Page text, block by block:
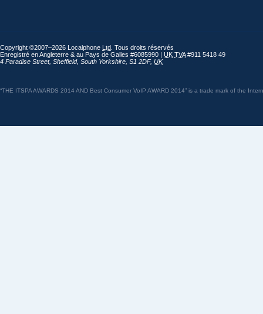
Copyright ©2007–2026 Localphone Ltd . Tous droits réservés
Enregistré en Angleterre & au Pays de Galles #6085990 | UK TVA#911 5418 49
4 Paradise Street, Sheffield, South Yorkshire S1 2DF, UK
“THE ITSPA AWARDS 2014 AND Best Consumer VoIP AWARD 2014” is a trade mark of the